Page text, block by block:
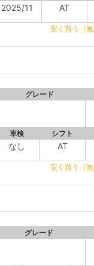
2025/11 AT
安く買う（
グレード
車検 シフト
なし AT
安く買う（
グレード